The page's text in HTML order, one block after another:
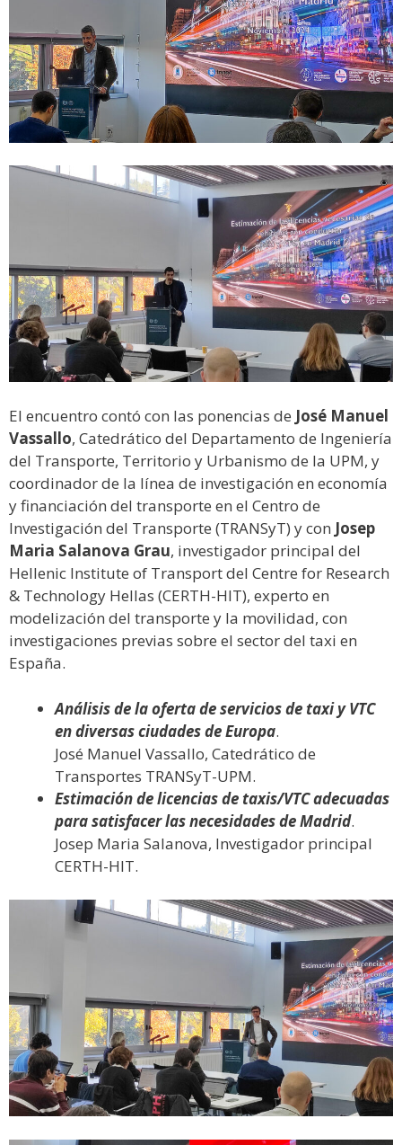
El encuentro contó con las ponencias de José Manuel
Vassallo, Catedrático del Departamento de Ingeniería
del Transporte, Territorio y Urbanismo de la UPM, y
coordinador de la línea de investigación en economía
y financiación del transporte en el Centro de
Investigación del Transporte (TRANSyT) y con Josep
Maria Salanova Grau, investigador principal del
Hellenic Institute of Transport del Centre for Research
& Technology Hellas (CERTH-HIT), experto en
modelización del transporte y la movilidad, con
investigaciones previas sobre el sector del taxi en
España.
Análisis de la oferta de servicios de taxi y VTC
en diversas ciudades de Europa.
José Manuel Vassallo, Catedrático de
Transportes TRANSyT-UPM.
Estimación de licencias de taxis/VTC adecuadas
para satisfacer las necesidades de Madrid.
Josep Maria Salanova, Investigador principal
CERTH-HIT.